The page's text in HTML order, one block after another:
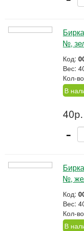
№,
Код:
Вес:
Кол-
В
-
№,
Код:
Вес:
Кол-
В